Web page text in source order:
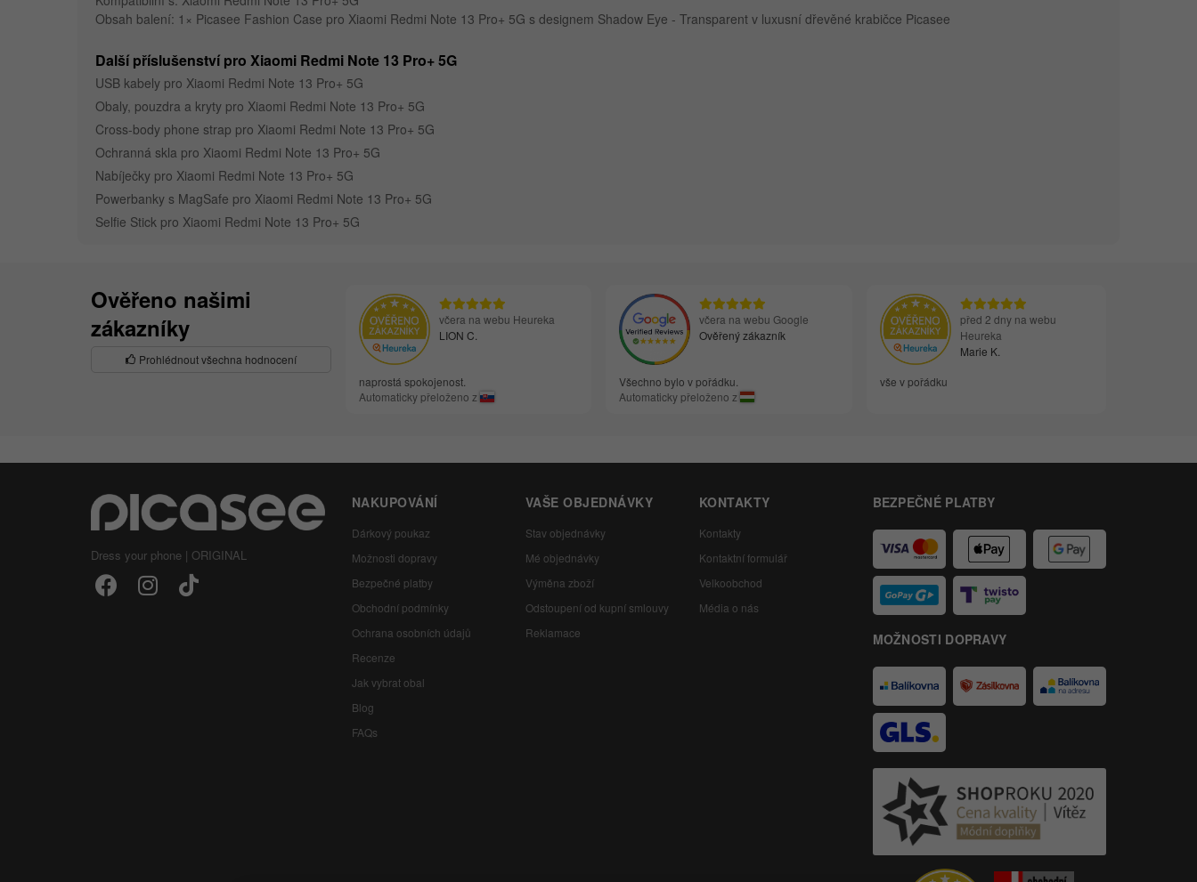
Obsah balení: 1× Picasee Fashion Case pro Xiaomi Redmi Note 13 Pro+ 5G s designem Shadow Eye - Transparent v luxusní dřevěné krabičce Picasee
Další příslušenství pro Xiaomi Redmi Note 13 Pro+ 5G
USB kabely pro Xiaomi Redmi Note 13 Pro+ 5G
Obaly, pouzdra a kryty pro Xiaomi Redmi Note 13 Pro+ 5G
Cross-body phone strap pro Xiaomi Redmi Note 13 Pro+ 5G
Ochranná skla pro Xiaomi Redmi Note 13 Pro+ 5G
Nabíječky pro Xiaomi Redmi Note 13 Pro+ 5G
Powerbanky s MagSafe pro Xiaomi Redmi Note 13 Pro+ 5G
Selfie Stick pro Xiaomi Redmi Note 13 Pro+ 5G
Ověřeno našimi
zákazníky
Prohlédnout všechna hodnocení
včera na webu Heureka
LION C.
naprostá spokojenost.
Automaticky přeloženo z
včera na webu Google
Ověřený zákazník
Všechno bylo v pořádku.
Automaticky přeloženo z
před 2 dny na webu
Heureka
Marie K.
vše v pořádku
Dress your phone | ORIGINAL
BEZPEČNÉ PLATBY
MOŽNOSTI DOPRAVY
NAKUPOVÁNÍ
Dárkový poukaz
Možnosti dopravy
Bezpečné platby
Obchodní podmínky
Ochrana osobních údajů
Recenze
Jak vybrat obal
Blog
FAQs
VAŠE OBJEDNÁVKY
Stav objednávky
Mé objednávky
Výměna zboží
Odstoupení od kupní smlouvy
Reklamace
KONTAKTY
Kontakty
Kontaktní formulář
Velkoobchod
Média o nás